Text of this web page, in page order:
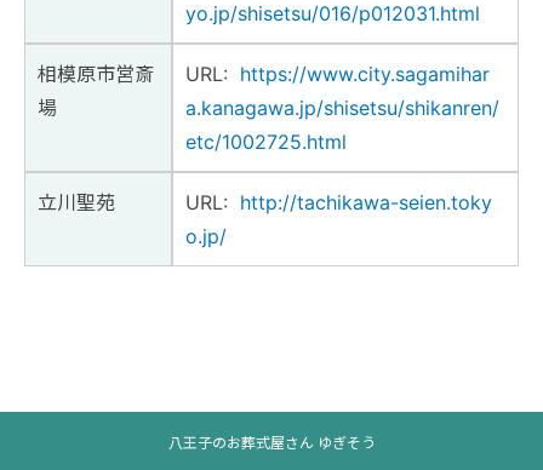
yo.jp/shisetsu/016/p012031.html
相模原市営斎
場
URL: https://www.city.sagamihar
a.kanagawa.jp/shisetsu/shikanren/
etc/1002725.html
立川聖苑 URL: http://tachikawa-seien.toky
o.jp/
八王子のお葬式屋さん ゆぎそう